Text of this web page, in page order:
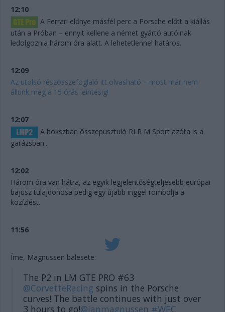
12:10
A Ferrari előnye másfél perc a Porsche előtt a kiállás
után a Próban – ennyit kellene a német gyártó autóinak
ledolgoznia három óra alatt. A lehetetlennel határos.
12:09
Az utolsó részösszefoglaló itt olvasható – most már nem
állunk meg a 15 órás leintésig!
12:07
A bokszban összepusztuló RLR M Sport azóta is a
garázsban...
12:02
Három óra van hátra, az egyik legjelentőségteljesebb európai
bajusz tulajdonosa pedig egy újabb inggel rombolja a
közízlést.
11:56
Íme, Magnussen balesete:
The P2 in LM GTE PRO #63
@CorvetteRacing spins in the Porsche
curves! The battle continues with just over
3 hours to go!@janmagnussen #WEC